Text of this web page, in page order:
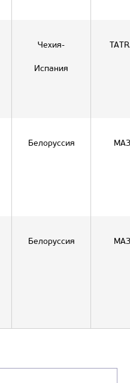
Чехия-
Испания
Белоруссия МАЗ
Белоруссия МАЗ